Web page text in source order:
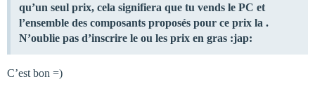
qu’un seul prix, cela signifiera que tu vends le PC et
l’ensemble des composants proposés pour ce prix la .
N’oublie pas d’inscrire le ou les prix en gras :jap:
C’est bon =)